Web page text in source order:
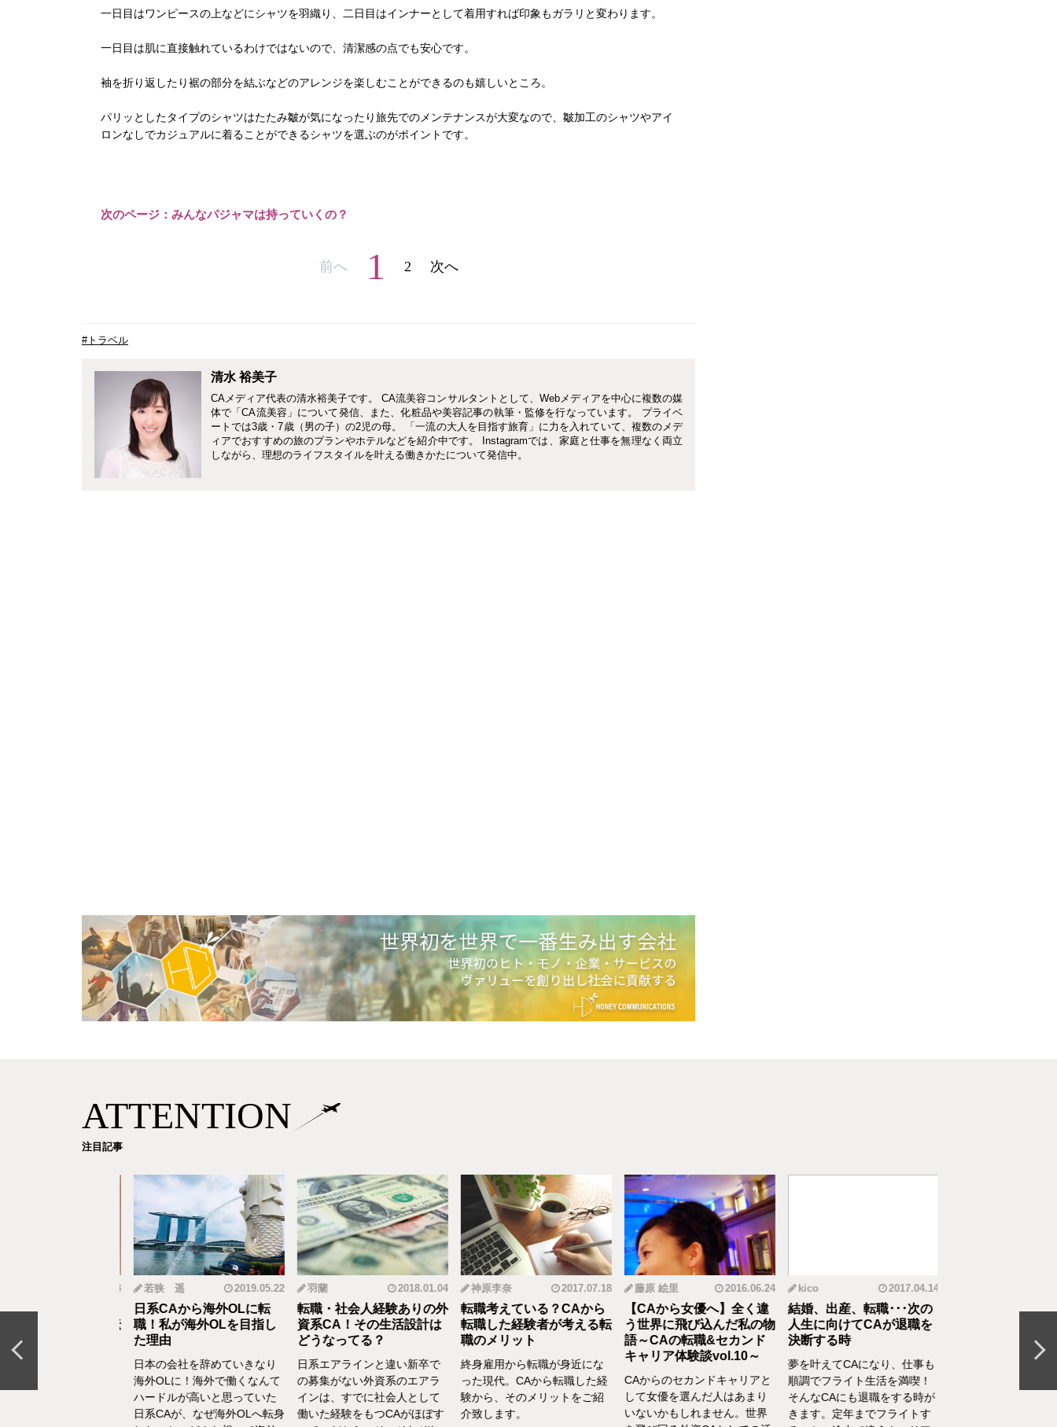
一日目はワンピースの上などにシャツを羽織り、二日目はインナーとして着用すれば印象もガラリと変わります。
一日目は肌に直接触れているわけではないので、清潔感の点でも安心です。
袖を折り返したり裾の部分を結ぶなどのアレンジを楽しむことができるのも嬉しいところ。
パリッとしたタイプのシャツはたたみ皺が気になったり旅先でのメンテナンスが大変なので、皺加工のシャツやアイ
ロンなしでカジュアルに着ることができるシャツを選ぶのがポイントです。
次のページ：みんなパジャマは持っていくの？
前へ 1 2 次へ
#トラベル
清水 裕美子
CAメディア代表の清水裕美子です。 CA流美容コンサルタントとして、Webメディアを中心に複数の媒
体で「CA流美容」について発信、また、化粧品や美容記事の執筆・監修を行なっています。 プライベ
ートでは3歳・7歳（男の子）の2児の母。 「一流の大人を目指す旅育」に力を入れていて、複数のメデ
ィアでおすすめの旅のプランやホテルなどを紹介中です。 Instagramでは、家庭と仕事を無理なく両立
しながら、理想のライフスタイルを叶える働きかたについて発信中。
ATTENTION
注目記事
ら野菜ソムリエ
の転職＆セカン
ア体験談vol.13～
若狭 遥 2019.05.22
日系CAから海外OLに転
職！私が海外OLを目指し
た理由
日本の会社を辞めていきなり
海外OLに！海外で働くなんて
ハードルが高いと思っていた
日系CAが、なぜ海外OLへ転身
羽蘭 2018.01.04
転職・社会人経験ありの外
資系CA！その生活設計は
どうなってる？
日系エアラインと違い新卒で
の募集がない外資系のエアラ
インは、すでに社会人として
働いた経験をもつCAがほぼす
神原李奈 2017.07.18
転職考えている？CAから
転職した経験者が考える転
職のメリット
終身雇用から転職が身近にな
った現代。CAから転職した経
験から、そのメリットをご紹
介致します。
藤原 絵里 2016.06.24
【CAから女優へ】全く違
う世界に飛び込んだ私の物
語～CAの転職&セカンド
キャリア体験談vol.10～
CAからのセカンドキャリアと
して女優を選んだ人はあまり
いないかもしれません。世界
kico 2017.04.14
結婚、出産、転職･･･次の
人生に向けてCAが退職を
決断する時
夢を叶えてCAになり、仕事も
順調でフライト生活を満喫！
そんなCAにも退職をする時が
きます。定年までフライトす
元CAの育児論！離
間を持ちたいをCA